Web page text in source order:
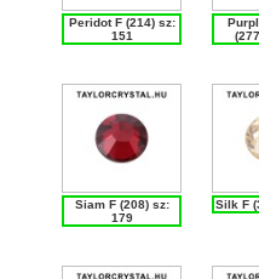
Peridot F (214) sz:
151
Siam F (208) sz:
179
Silk F